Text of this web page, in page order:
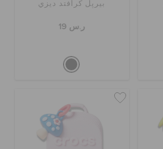
بيرپل كرافتد ديزي
ر.س 19